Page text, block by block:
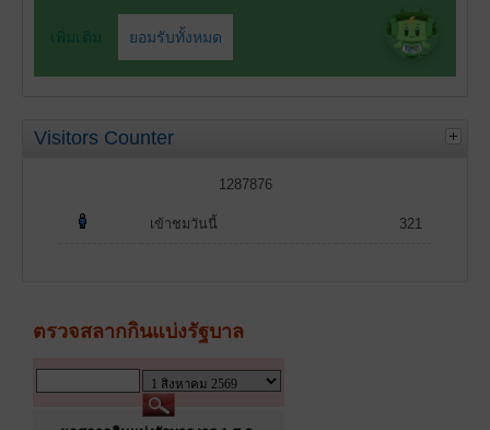
Visitors Counter
1287876
เข้าชมวันนี้ 321